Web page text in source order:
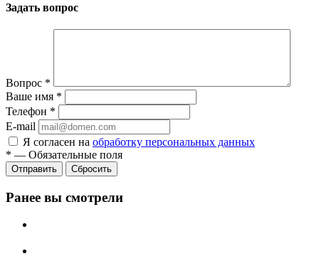
Задать вопрос
Вопрос *
Ваше имя *
Телефон *
E-mail
Я согласен на обработку персональных данных
* — Обязательные поля
Сбросить
Ранее вы смотрели